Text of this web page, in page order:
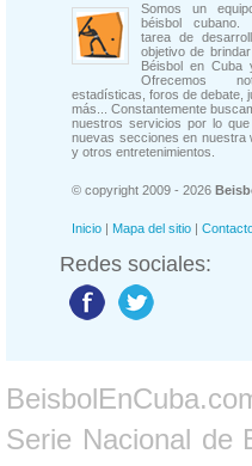
Somos un
béisbol cubano.
tarea de
objetivo de
Béisbol en Cuba
Ofrecemos
estadísticas, foros de debate,
más... Constantemente
nuestros servicios por lo que
nuevas secciones en nuestra
y otros entretenimientos.
© copyright 2009 - 2026
Inicio | Mapa del sitio |
Redes sociales:
Serie Nacional de